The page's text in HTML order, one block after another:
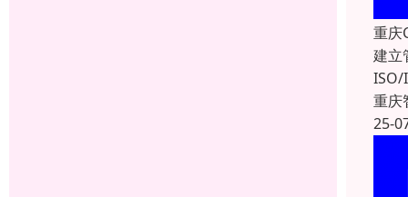
重庆
建立
ISO/
重庆
25-